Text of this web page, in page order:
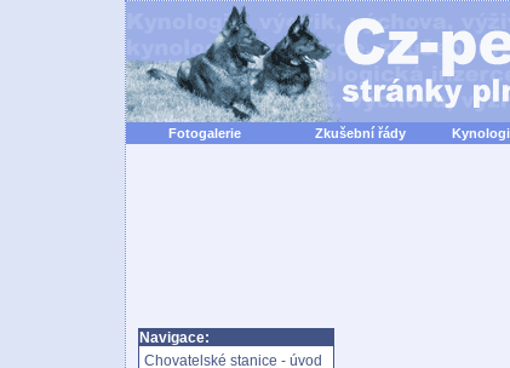
Fotogalerie Zkušební řády
Navigace:
Chovatelské stanice - úvod